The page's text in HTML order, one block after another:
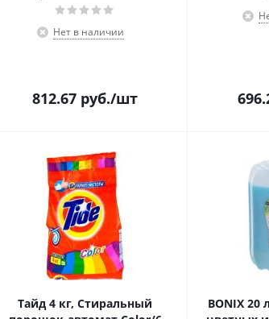
Нет в наличии
812.67 руб./шт
Тайд 4 кг, Стиральный
BONIX 20